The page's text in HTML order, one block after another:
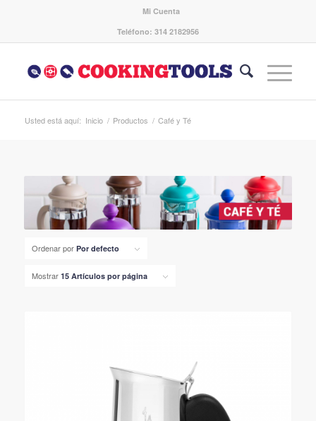
Mi Cuenta
Teléfono: 314 2182956
Usted está aquí: Inicio / Productos / Café y Té
Ordenar por Por defecto
Mostrar 15 Artículos por página